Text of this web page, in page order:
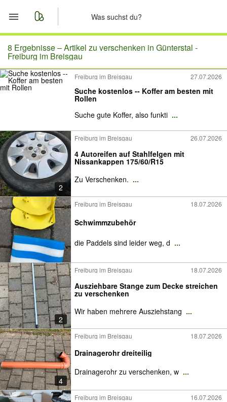
Start
Merkliste
Nachrichten
Anzeige aufgeben
8 Ergebnisse –Artikel zu verschenken in Günterstal -
Freiburg im Breisgau
Freiburg im Breisgau 27.07.2026
Suche kostenlos -- Koffer am besten mit
Rollen
Suche gute Koffer, also funkti ...
2
Freiburg im Breisgau 26.07.2026
4 Autoreifen auf Stahlfelgen mit
Nissankappen 175/60/R15
Zu Verschenken. ...
Freiburg im Breisgau 18.07.2026
Schwimmzubehör
die Paddels sind leider weg, d ...
2
Freiburg im Breisgau 18.07.2026
Ausziehbare Stange zum Decke streichen
zu verschenken
Wir haben mehrere Ausziehstang ...
4
Freiburg im Breisgau 18.07.2026
Drainagerohr dreiteilig
Drainagerohr zu verschenken, w ...
Freiburg im Breisgau 16.07.2026